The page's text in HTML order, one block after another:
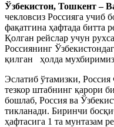
Ўзбекистон, Тошкент –
чекловсиз Россияга учиб
фақатгина ҳафтада битта
Қолган рейслар учун
Россиянинг
қилган ҳолда
Эслатиб ўтамизки,
тезкор штабнинг қарори
бошлаб, Россия ва
тикланади. Биринчи
ҳафтасига 1 та мунтазам